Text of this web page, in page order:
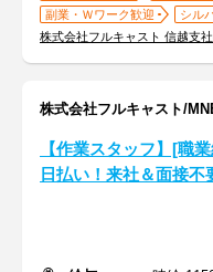
副業・Ｗワーク歓迎
シル
株式会社フルキャスト 信越支
株式会社フルキャスト/
【作業スタッフ】[職
日払い！来社＆面接不